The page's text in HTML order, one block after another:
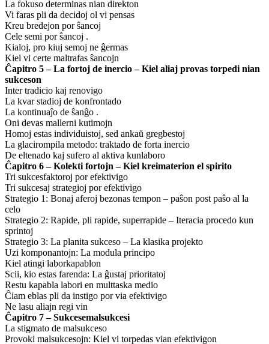
La fokuso determinas nian direkton
Vi faras pli da decidoj ol vi pensas
Kreu bredejon por ŝancoj
Cele semi por ŝancoj .
Kialoj, pro kiuj semoj ne ĝermas
Kiel vi certe maltrafas ŝancojn
Ĉapitro 5 – La fortoj de inercio – Kiel aliaj provas torpedi nian
sukceson
Inter tradicio kaj renovigo
La kvar stadioj de konfrontado
La kontinuaĵo de ŝanĝo .
Oni devas mallerni kutimojn
Homoj estas individuistoj, sed ankaŭ gregbestoj
La glacirompila metodo: traktado de forta inercio
De eltenado kaj sufero al aktiva kunlaboro
Ĉapitro 6 – Kolekti fortojn – Kiel kreimaterion el spirito
Tri sukcesfaktoroj por efektivigo
Tri sukcesaj strategioj por efektivigo
Strategio 1: Bonaj aferoj bezonas tempon – paŝon post paŝo al la
celo
Strategio 2: Rapide, pli rapide, superrapide – Iteracia procedo kun
sprintoj
Strategio 3: La planita sukceso – La klasika projekto
Uzi komponantojn: La modula principo
Kiel atingi laborkapablon
Scii, kio estas farenda: La ĝustaj prioritatoj
Restu kapabla labori en multtaska medio
Ĉiam eblas pli da instigo por via efektivigo
Ne lasu aliajn regi vin
Ĉapitro 7 – Sukcesemalsukcesi
La stigmato de malsukceso
Provoki malsukcesojn: Kiel vi torpedas vian efektivigon